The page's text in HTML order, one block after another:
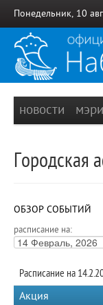
Понедельник, 10
новости
Городская
ОБЗОР СОБЫТИЙ
расписание на:
Расписание на
Акция